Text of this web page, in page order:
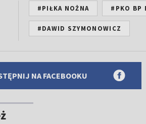
#PIŁKA NOŻNA #PKO BP
#DAWID SZYMONOWICZ
NA FACEBOOKU